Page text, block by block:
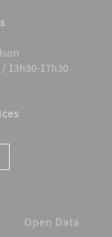
13h30-17h30
Open Data